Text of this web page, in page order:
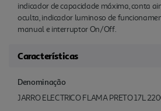
indicador de capacidade máxima, conta
oculta, indicador luminoso de
manual e interruptor On/Off.
Características
Denominação
JARRO ELECTRICO FLAMA PRETO 17L